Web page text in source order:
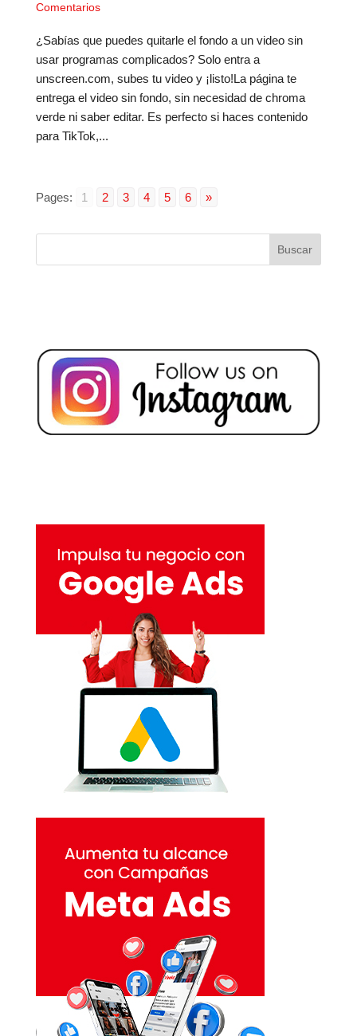
Comentarios
¿Sabías que puedes quitarle el fondo a un video sin
usar programas complicados? Solo entra a
unscreen.com, subes tu video y ¡listo!La página te
entrega el video sin fondo, sin necesidad de chroma
verde ni saber editar. Es perfecto si haces contenido
para TikTok,...
Pages: 1 2 3 4 5 6 »